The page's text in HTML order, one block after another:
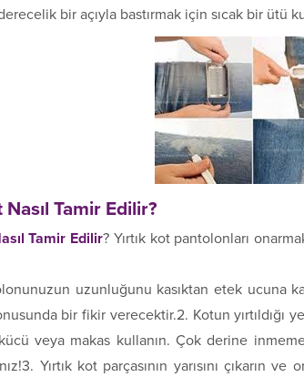
bir açıyla bastırmak için sıcak bir ütü
Nasıl Tamir Edilir?
Tamir Edilir? Yırtık kot pantolonları
uzunluğunu kasıktan etek ucuna
bir fikir verecektir.2. Kotun yırtıldığı
veya makas kullanın. Çok derine
Yırtık kot parçasının yarısını